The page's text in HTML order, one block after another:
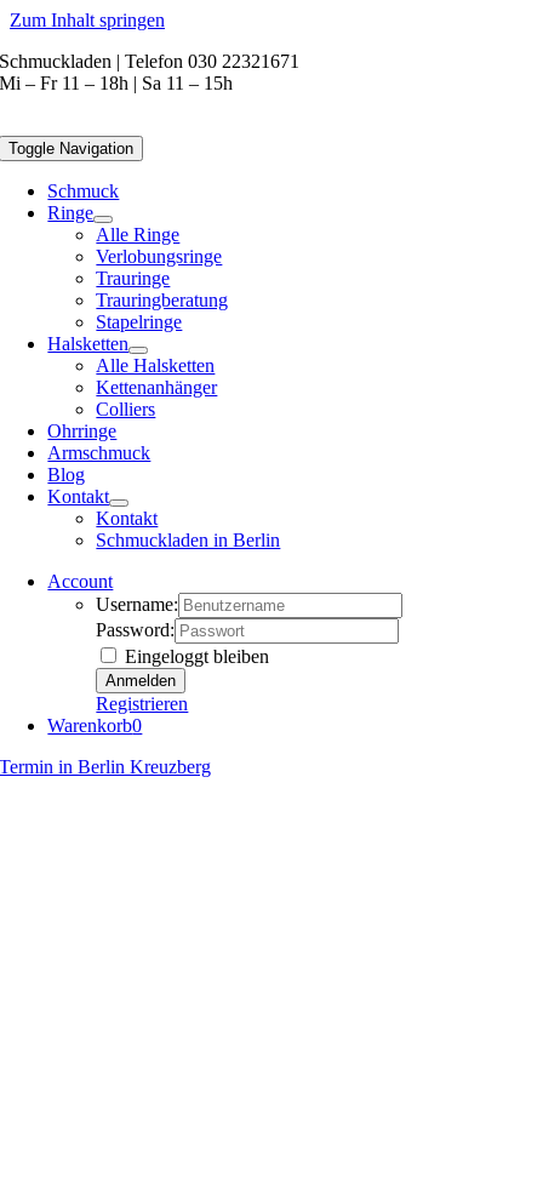
Zum Inhalt springen
Schmuckladen | Telefon 030 22321671
Mi – Fr 11 – 18h | Sa 11 – 15h
Toggle Navigation
Schmuck
Ringe
Alle Ringe
Verlobungsringe
Trauringe
Trauringberatung
Stapelringe
Halsketten
Alle Halsketten
Kettenanhänger
Colliers
Ohrringe
Armschmuck
Blog
Kontakt
Kontakt
Schmuckladen in Berlin
Account
Username:
Password:
Eingeloggt bleiben
Registrieren
Warenkorb0
Termin in Berlin Kreuzberg